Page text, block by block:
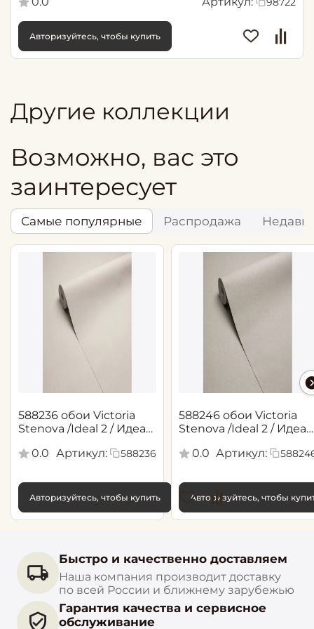
Авторизуйтесь, чтобы купить
Другие коллекции
Возможно, вас это
заинтересует
Самые популярные Распродажа
588236 обои Victoria
Stenova /Ideal 2 / Идеал
0.0 Артикул: 588236
Авторизуйтесь, чтобы купить
588246 обои Victoria
Stenova /Ideal 2 / Идеал
0.0 Артикул:
Авторизуйтесь, чтобы
Быстро и качественно доставляем
Наша компания производит доставку
по всей России и ближнему зарубежью
Гарантия качества и сервисное
обслуживание